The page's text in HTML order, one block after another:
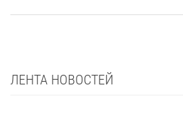
ЛЕНТА НОВОСТЕЙ